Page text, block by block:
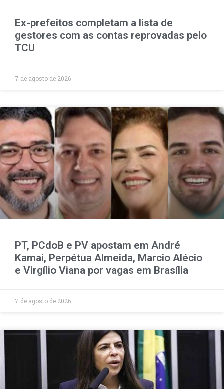
Ex-prefeitos completam a lista de
gestores com as contas reprovadas pelo
TCU
7 de agosto de 2026
PT, PCdoB e PV apostam em André
Kamai, Perpétua Almeida, Marcio Alécio
e Virgílio Viana por vagas em Brasília
7 de agosto de 2026